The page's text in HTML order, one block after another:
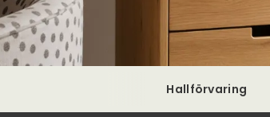
Hallförvaring